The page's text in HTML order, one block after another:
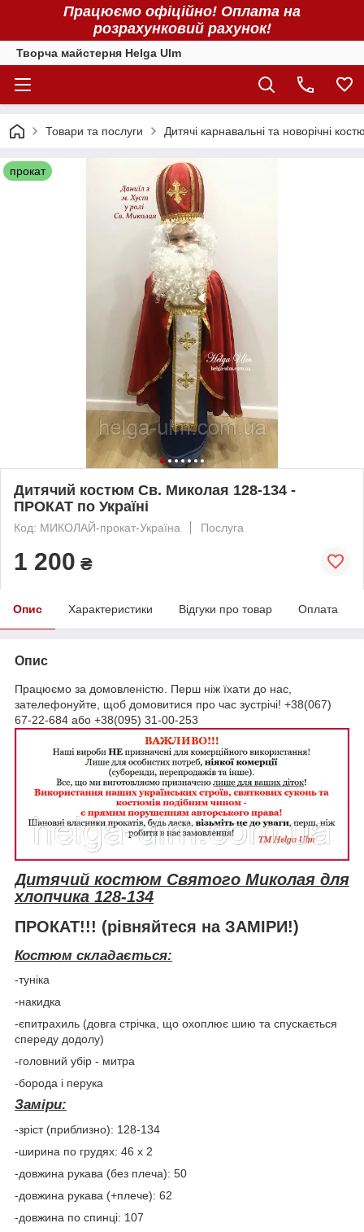
Працюємо офіційно! Оплата на
розрахунковий рахунок!
Творча майстерня Helga Ulm
Товари та послуги Дитячі карнавальні та новорічні
прокат
Дитячий костюм Св. Миколая 128-134 -
ПРОКАТ по Україні
Код: МИКОЛАЙ-прокат-Україна Послуга
1 200 ₴
Опис Характеристики Відгуки про товар Оплата
Опис
Працюємо за домовленістю. Перш ніж їхати до нас,
зателефонуйте, щоб домовитися про час зустрічі! +38(067)
67-22-684 або +38(095) 31-00-253
Дитячий костюм Святого Миколая для
хлопчика 128-134
ПРОКАТ!!! (рівняйтеся на ЗАМІРИ!)
Костюм складається:
-туніка
-накидка
-єпитрахиль (довга стрічка, що охоплює шию та спускається
спереду додолу)
-головний убір - митра
-борода і перука
Заміри:
-зріст (приблизно): 128-134
-ширина по грудях: 46 х 2
-довжина рукава (без плеча): 50
-довжина рукава (+плече): 62
-довжина по спинці: 107